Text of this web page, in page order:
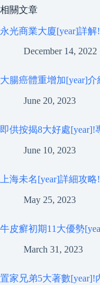
相關文章
永光商業大廈[year]詳
December 14, 2022
大腸癌體重增加[year]介
June 20, 2023
即供按揭8大好處
June 10, 2023
上海未名[year]詳細攻略
May 25, 2023
牛皮癬初期11大優勢
March 31, 2023
置家兄弟5大著數